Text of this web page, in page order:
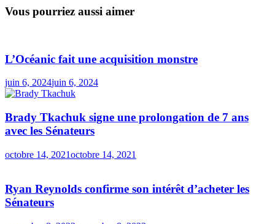
Vous pourriez aussi aimer
L’Océanic fait une acquisition monstre
juin 6, 2024juin 6, 2024
Brady Tkachuk signe une prolongation de 7 ans
avec les Sénateurs
octobre 14, 2021octobre 14, 2021
Ryan Reynolds confirme son intérêt d’acheter les
Sénateurs